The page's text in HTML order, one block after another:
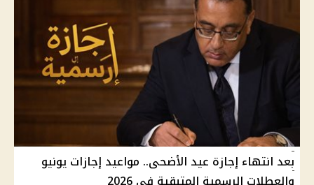
بعد انتهاء إجازة عيد الأضحى.. مواعيد إجازات يونيو